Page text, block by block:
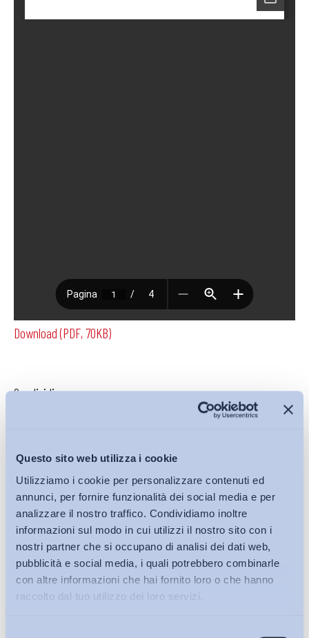
Questo sito web utilizza i cookie
Utilizziamo i cookie per personalizzare contenuti ed
annunci, per fornire funzionalità dei social media e per
analizzare il nostro traffico. Condividiamo inoltre
informazioni sul modo in cui utilizzi il nostro sito con i
nostri partner che si occupano di analisi dei dati web,
pubblicità e social media, i quali potrebbero combinarle
con altre informazioni che hai fornito loro o che hanno
raccolto dal tuo utilizzo dei loro servizi.
Download (PDF, 70KB)
Condividi su:
Iscriviti alla Newsletter